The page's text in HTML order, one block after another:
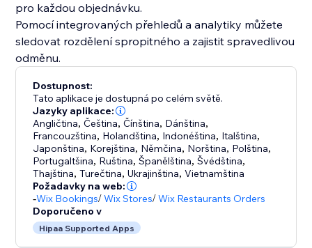
pro každou objednávku.
Pomocí integrovaných přehledů a analytiky můžete
sledovat rozdělení spropitného a zajistit spravedlivou
odměnu.
Dostupnost:
Tato aplikace je dostupná po celém světě.
Jazyky aplikace:
Angličtina,Čeština,Čínština, Dánština,
Francouzština, Holandština, Indonéština, Italština,
Japonština, Korejština, Němčina, Norština, Polština,
Portugaltšina, Ruština,Španělština,Švédština,
Thajština,Turečtina,Ukrajinština,Vietnamština
Požadavky na web:
-Wix Bookings/Wix Stores/Wix Restaurants Orders
Doporučeno v
Hipaa Supported Apps